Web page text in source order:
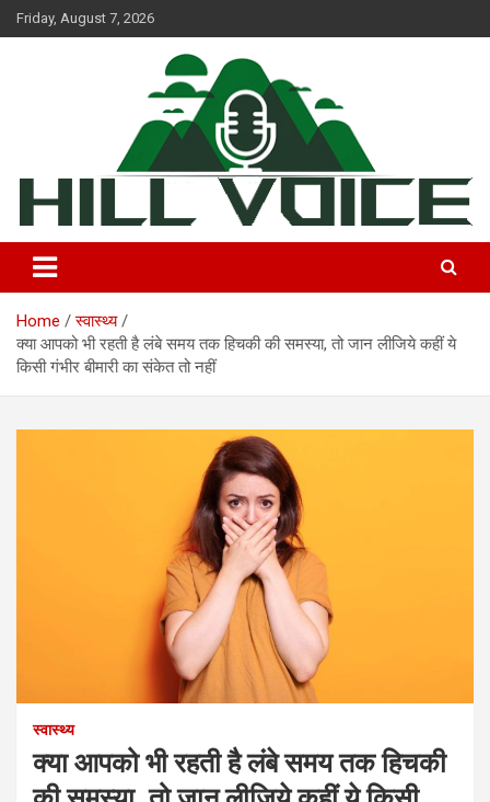
Skip
to
Friday, August 7, 2026
Hill Voice
Home
स्वास्थ्य
क्या आपको भी रहती है लंबे समय तक हिचकी की समस्या, तो जान लीजिये कहीं ये
किसी गंभीर बीमारी का संकेत तो नहीं
स्वास्थ्य
क्या आपको भी रहती है लंबे समय तक हिचकी